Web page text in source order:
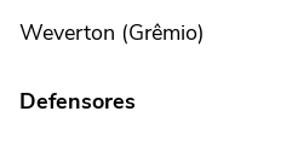
Weverton (Grêmio)
Defensores